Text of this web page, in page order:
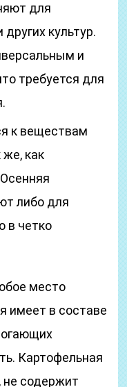
для
культур.
и
требуется для
к веществам
же, как
либо для
в четко
место
имеет в составе
Картофельная
не содержит